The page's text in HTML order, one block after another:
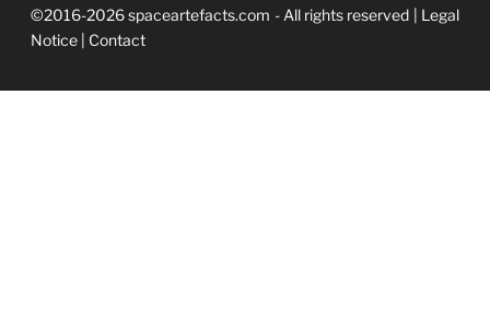
©2016-2026 spaceartefacts.com - All rights reserved | Legal
Notice
Contact